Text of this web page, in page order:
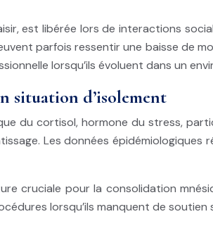
est libérée lors de interactions
parfois ressentir une baisse de
lorsqu’ils évoluent dans un
situation d’isolement
du cortisol, hormone du stress,
Les données épidémiologiques
cruciale pour la consolidation
lorsqu’ils manquent de soutien